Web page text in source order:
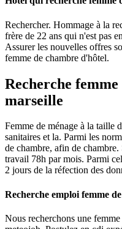
Rechercher. Hommage à la
frère de 22 ans qui n'est pas
Assurer les nouvelles offres
femme de chambre d'hôtel.
Recherche
marseille
Femme de ménage à la taille
sanitaires et la. Parmi les
de chambre, afin de
travail 78h par mois. Parmi
2 jours de la réfection des
Recherche emploi femme
Nous recherchons une